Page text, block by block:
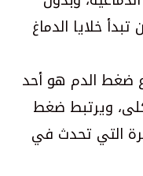
خلايا الدماغ
ضغط الدم هو أحد
ويرتبط ضغط
التي تحدث في